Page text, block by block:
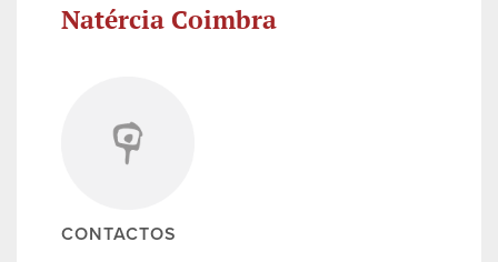
Natércia Coimbra
CONTACTOS